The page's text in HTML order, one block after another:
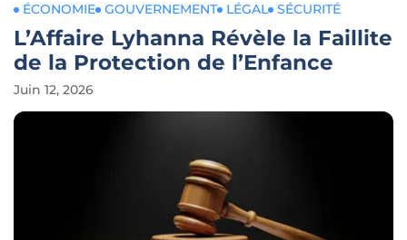
ÉCONOMIE GOUVERNEMENT LÉGAL SÉCURITÉ
L’Affaire Lyhanna Révèle la Faillite
de la Protection de l’Enfance
Juin 12, 2026